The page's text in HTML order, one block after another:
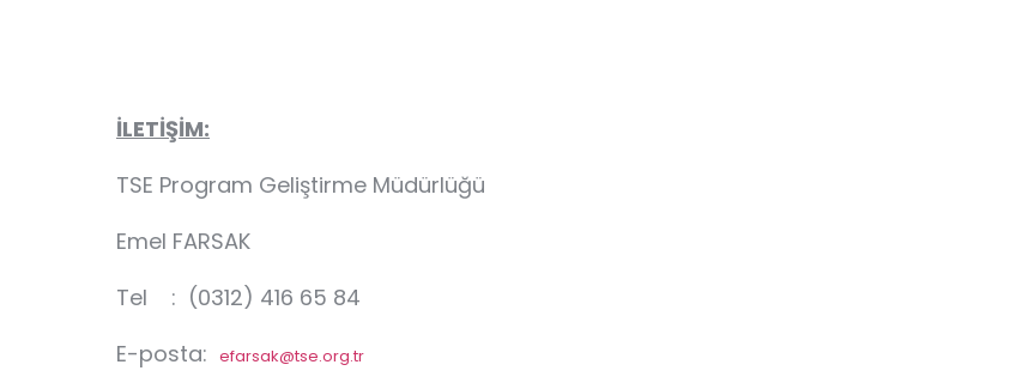
İLETİŞİM:
TSE Program Geliştirme Müdürlüğü
Emel FARSAK
Tel : (0312) 416 65 84
E-posta: efarsak@tse.org.tr